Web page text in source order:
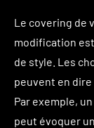
Le covering de
modification
de style. Les
peuvent en
Par exemple,
peut évoquer